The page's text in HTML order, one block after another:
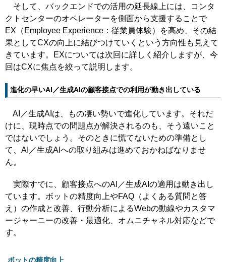
そして、バックエンドでの活用の延長線上には、コンタ
クトセンターのオペレーターを側面から支援することで
EX（Employee Experience：従業員体験）を高め、その結
果としてCXの向上に結びつけていくという方向性も見えて
きています。EXについては次回に詳しく紹介しますが、今
回はCXに焦点を絞って説明します。
進化の早いAI／生成AIの顧客接点での利用が動き出している
AI／生成AIは、もの凄い勢いで進化しています。それだ
けに、現時点での問題点が解決されるのも、そう遠いこと
ではないでしょう。そのときに慌てないための準備とし
て、AI／生成AIへの取り組みは進めておかねばなりませ
ん。
実際すでに、顧客接点へのAI／生成AIの適用は動き出し
ています。ボットの精度向上やFAQ（よくある質問と答
え）の作成と改善、行動分析によるWebの動線やカスタマ
ージャーニーの改善・最適化、オムニチャネル対応などで
す。
ボットの精度向上